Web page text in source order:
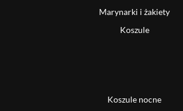
Marynarki i żakiety
Koszule
Koszule nocne